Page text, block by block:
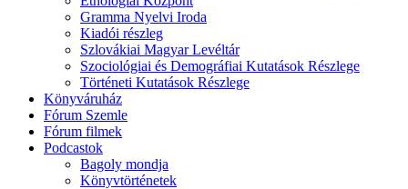
Gramma Nyelvi Iroda
Kiadói részleg
Szlovákiai Magyar Levéltár
Szociológiai és Demográfiai Kutatások Részlege
Történeti Kutatások Részlege
Könyváruház
Fórum Szemle
Fórum filmek
Podcastok
Bagoly mondja
Könyvtörténetek